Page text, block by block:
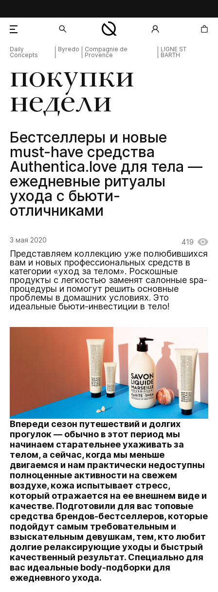
добавлен в корзину
покупки
недели
Бестселлеры и новые
must-have средства
Authentica.love для тела —
ежедневные ритуалы
ухода с бьюти-
отличниками
Daily
Concepts
Byredo
Compagnie de
Provence
LIGNE ST
BARTH
3 мая 2020 419
Представляем коллекцию уже полюбившихся
вам и новых профессиональных средств в
категории «уход за телом». Роскошные
продукты с легкостью заменят салонные spa-
процедуры и помогут решить основные
проблемы в домашних условиях. Это
идеальные бьюти-инвестиции в тело!
Впереди сезон путешествий и долгих
прогулок — обычно в этот период мы
начинаем старательнее ухаживать за
телом, а сейчас, когда мы меньше
двигаемся и нам практически недоступны
полноценные активности на свежем
воздухе, кожа испытывает стресс,
который отражается на ее внешнем виде и
качестве. Подготовили для вас топовые
средства брендов-бестселлеров, которые
подойдут самым требовательным и
взыскательным девушкам, тем, кто любит
долгие релаксирующие уходы и быстрый
качественный результат. Специально для
вас идеальные body-подборки для
ежедневного ухода.